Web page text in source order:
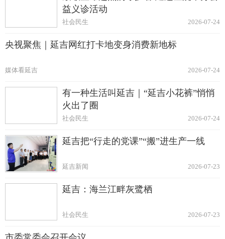
益义诊活动
2026-07-24
社会民生
央视聚焦｜延吉网红打卡地变身消费新地标
2026-07-24
媒体看延吉
有一种生活叫延吉｜“延吉小花裤”悄悄
火出了圈
2026-07-24
社会民生
延吉把“行走的党课”“搬”进生产一线
2026-07-23
延吉新闻
延吉：海兰江畔灰鹭栖
2026-07-23
社会民生